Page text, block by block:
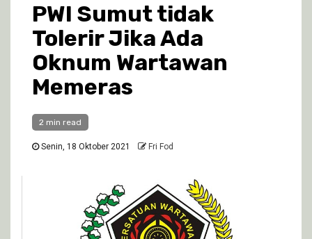
PWI Sumut tidak
Tolerir Jika Ada
Oknum Wartawan
Memeras
2 min read
Senin, 18 Oktober 2021 Fri Fod